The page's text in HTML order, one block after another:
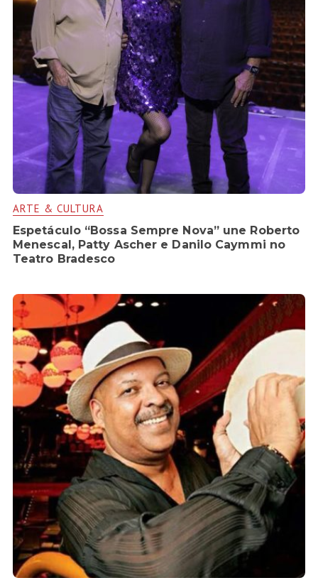
ARTE & CULTURA
Espetáculo “Bossa Sempre Nova” une Roberto
Menescal, Patty Ascher e Danilo Caymmi no
Teatro Bradesco